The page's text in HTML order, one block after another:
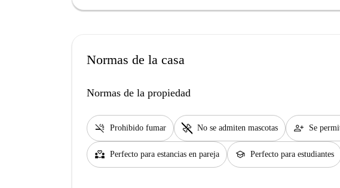
Normas de la casa
Normas de la propiedad
smoke_free Prohibido fumar pet_supplies No se admiten mascotas person_add Se
partner_heart Perfecto para estancias en pareja school Perfecto para estudiantes